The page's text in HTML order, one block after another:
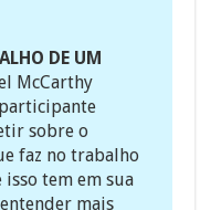
DE UM
McCarthy
participante
sobre o
faz no trabalho
tem em sua
mais